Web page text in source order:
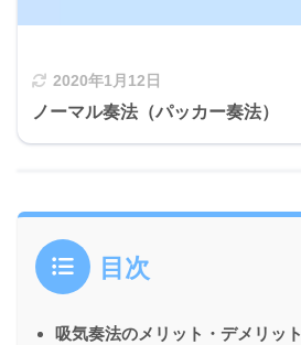
2020年1月12日
ノーマル奏法（パッカー奏法）
目次
吸気奏法のメリット・デメリット